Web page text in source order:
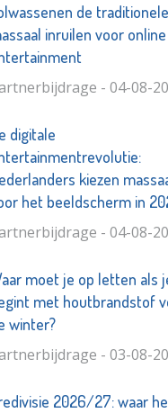
de
inruilen voor online
- 04-08-
digitale
kiezen
het beeldscherm in
- 04-08-
moet je op letten als
met houtbrandstof
winter?
- 03-08-
2026/27: waar